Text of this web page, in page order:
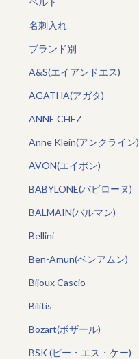
名刺入れ
ブランド別
A&S(エイアンドエス)
AGATHA(アガタ)
ANNE CHEZ
Anne Klein(アンクライン)
AVON(エイボン)
BABYLONE(バビローヌ)
BALMAIN(バルマン)
Bellini
Ben-Amun(ベンアムン)
Bijoux Cascio
Bilitis
Bozart(ボザール)
BSK (ビー・エス・ケー)